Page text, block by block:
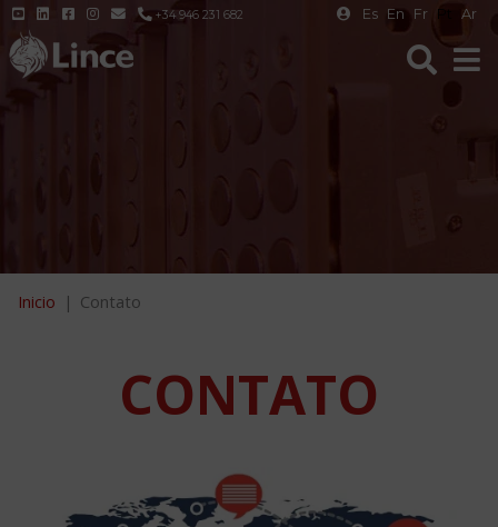
+34 946 231 682 Es En Fr Pt Ar
Inicio Contato
CONTATO